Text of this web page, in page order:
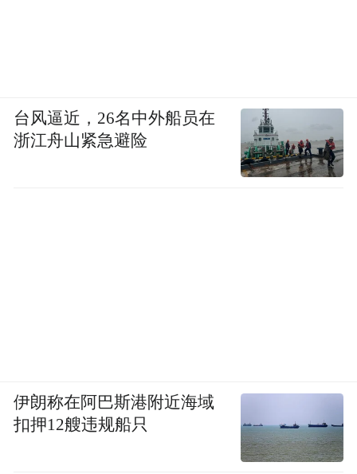
台风逼近，26名中外船员在
浙江舟山紧急避险
伊朗称在阿巴斯港附近海域
扣押12艘违规船只